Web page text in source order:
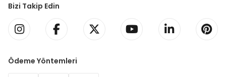
Bizi Takip Edin
Ödeme Yöntemleri